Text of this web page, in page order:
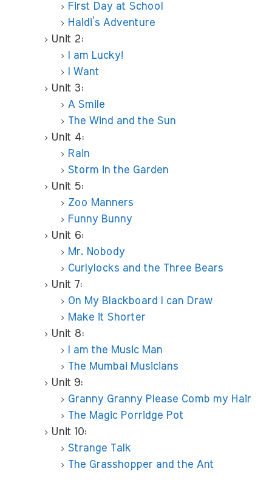
First Day at School
Haldi’s Adventure
Unit 2:
I am Lucky!
I Want
Unit 3:
A Smile
The Wind and the Sun
Unit 4:
Rain
Storm in the Garden
Unit 5:
Zoo Manners
Funny Bunny
Unit 6:
Mr. Nobody
Curlylocks and the Three Bears
Unit 7:
On My Blackboard I can Draw
Make it Shorter
Unit 8:
I am the Music Man
The Mumbai Musicians
Unit 9:
Granny Granny Please Comb my Hair
The Magic Porridge Pot
Unit 10:
Strange Talk
The Grasshopper and the Ant